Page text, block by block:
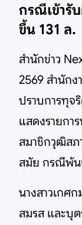
กรณีเข้ารั
ขึ้น 131 ล.
สำนักข่าว
2569 สำนัก
ปราบการทุจ
แสดงรายกา
สมาชิกวุฒิสภ
สมัย กรณีพ้น
นางสาวเกศ
สมรส และบุ